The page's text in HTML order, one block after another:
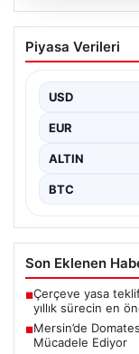
05.08.2026
Mersin’de
Patlaması:
19 Eylül 2023
Piyasa Verileri
USD
EUR
ALTIN
BTC
Son Eklenen
■Çerçeve yasa
yıllık sürecin en
■Mersin’de
Mücadele Ediyor